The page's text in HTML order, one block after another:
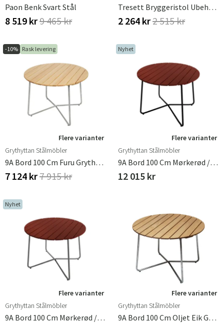
Paon Benk Svart Stål
8 519 kr9 465 kr
Tresett Bryggeristol Ubehandlet Teak, Inkl. Skru
2 264 kr2 515 kr
-10% Rask levering
Flere varianter
Grythyttan Stålmöbler
9A Bord 100 Cm Furu Grythyttan Stålmöbler
7 124 kr7 915 kr
Nyhet
Flere varianter
Grythyttan Stålmöbler
9A Bord 100 Cm Mørkerød / Svart
12 015 kr
Nyhet
Flere varianter
Grythyttan Stålmöbler
9A Bord 100 Cm Mørkerød / Varmgalvanisert
Flere varianter
Grythyttan Stålmöbler
9A Bord 100 Cm Oljet Eik Grythyttan Stålmöbler